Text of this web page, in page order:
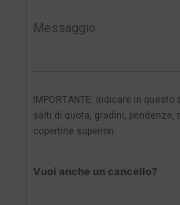
IMPORTANTE: indicare in
salti di quota, gradini,
copertine superiori.
Vuoi anche un cancello?